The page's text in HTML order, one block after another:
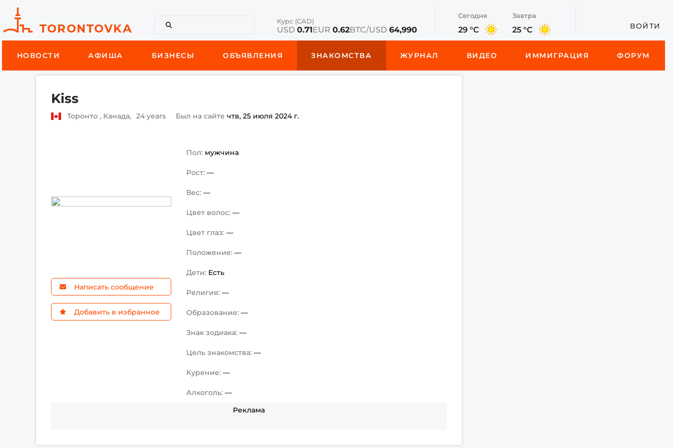
Курс (CAD)
USD0.71EUR0.62BTC/USD64,990
Сегодня
29 °C
Завтра
25 °C ВОЙТИ
НОВОСТИ АФИША БИЗНЕСЫ ОБЪЯВЛЕНИЯ ЗНАКОМСТВА ЖУРНАЛ ВИДЕО ИММИГРАЦИЯ ФОРУМ
Kiss
Торонто , Канада, 24 years Был на сайтечтв, 25 июля 2024 г.
Написать сообщение
Добавить в избранное
Пол: мужчина
Рост:—
Вес:—
Цвет волос:—
Цвет глаз:—
Положение:—
Дети: Есть
Религия:—
Образование:—
Знак зодиака:—
Цель знакомства:—
Курение:—
Алкоголь:—
Реклама